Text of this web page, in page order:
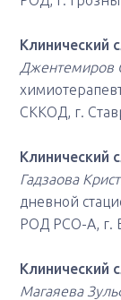
Клинический
Джентемиров
СККОД, г.
Клинический
Гадзаова
дневной
РОД РСО-А, г.
Клинический
Магаяева